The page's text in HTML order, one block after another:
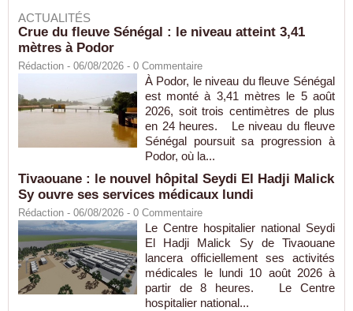
ACTUALITÉS
Crue du fleuve Sénégal : le niveau atteint 3,41
mètres à Podor
Rédaction - 06/08/2026 - 0 Commentaire
À Podor, le niveau du fleuve Sénégal
est monté à 3,41 mètres le 5 août
2026, soit trois centimètres de plus
en 24 heures. Le niveau du fleuve
Sénégal poursuit sa progression à
Podor, où la...
Tivaouane : le nouvel hôpital Seydi El Hadji Malick
Sy ouvre ses services médicaux lundi
Rédaction - 06/08/2026 - 0 Commentaire
Le Centre hospitalier national Seydi
El Hadji Malick Sy de Tivaouane
lancera officiellement ses activités
médicales le lundi 10 août 2026 à
partir de 8 heures. Le Centre
hospitalier national...